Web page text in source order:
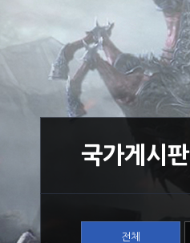
국가게시판
전체